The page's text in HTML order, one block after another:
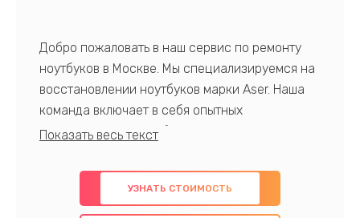
Добро пожаловать в наш сервис по ремонту
ноутбуков в Москве. Мы специализируемся на
восстановлении ноутбуков марки Aser. Наша
команда включает в себя опытных
профессионалов с обширными знаниями и
предлагаем быстрый и качественный ремонт с
использованием оригинальных компонентов, а
также гарантируем качество всех
УЗНАТЬ СТОИМОСТЬ